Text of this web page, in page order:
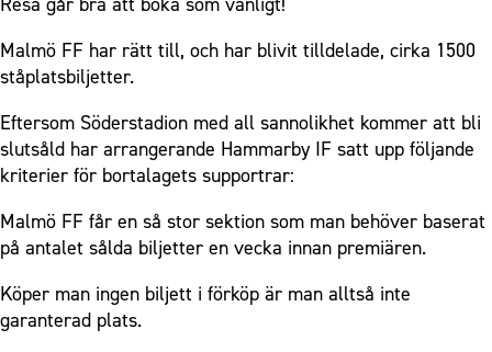
Malmö FF har rätt till, och har blivit tilldelade, cirka 1500
ståplatsbiljetter.
Eftersom Söderstadion med all sannolikhet kommer att bli
slutsåld har arrangerande Hammarby IF satt upp följande
kriterier för bortalagets supportrar:
Malmö FF får en så stor sektion som man behöver baserat
på antalet sålda biljetter en vecka innan premiären.
Köper man ingen biljett i förköp är man alltså inte
garanterad plats.